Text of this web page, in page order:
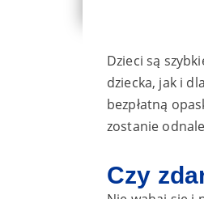
Dzieci są
dziecka, jak i
bezpłatną
zostanie
Czy